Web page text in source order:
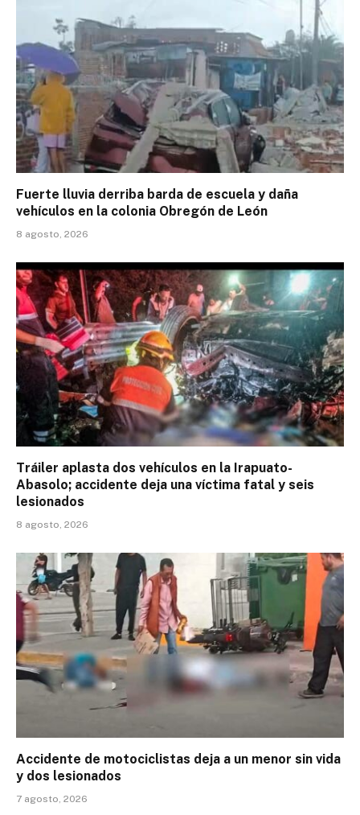
Fuerte lluvia derriba barda de escuela y daña
vehículos en la colonia Obregón de León
8 agosto, 2026
Tráiler aplasta dos vehículos en la Irapuato-
Abasolo; accidente deja una víctima fatal y seis
lesionados
8 agosto, 2026
Accidente de motociclistas deja a un menor sin vida
y dos lesionados
7 agosto, 2026